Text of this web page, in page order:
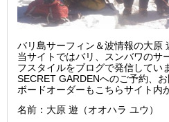
バリ島サーフィン＆波情報の大原
当サイトではバリ、スンバワのサ
フスタイルをブログで発信してい
SECRET GARDENへのご予約、
ボードオーダーもこちらサイト内
名前：大原 遊（オオハラ ユウ）